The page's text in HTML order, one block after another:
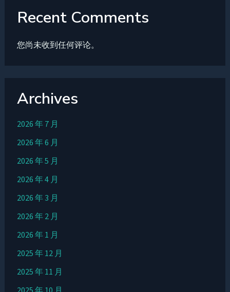
Recent Comments
您尚未收到任何评论。
Archives
2026 年 7 月
2026 年 6 月
2026 年 5 月
2026 年 4 月
2026 年 3 月
2026 年 2 月
2026 年 1 月
2025 年 12 月
2025 年 11 月